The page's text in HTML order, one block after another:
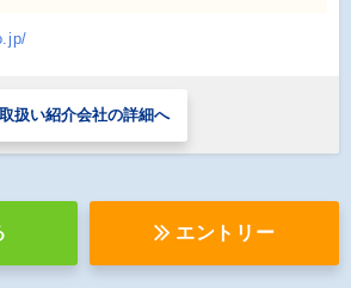
取扱い紹介会社の詳細へ
エントリー